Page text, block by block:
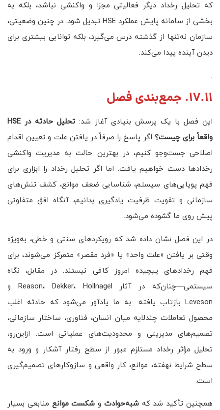
که تحلیل رخداد دیگر فعالیتی مجزا و واکنشی نباشد، بلکه به
بخشی از سامانه پایش عملکرد HSE تبدیل شود. در چنین وضعیتی،
سازمان نه‌تنها از گذشته درس می‌گیرد، بلکه توانایی بیشتری برای
دیدن آینده پیدا می‌کند.
.
17.11. جمع‌بندی فصل
این فصل با یک پرسش بنیادی آغاز شد: تحلیل حادثه در HSE
واقعاً برای چیست؟ اگر پاسخ را صرفاً در یافتن علت و تعیین اقدام
اصلاحی جست‌وجو کنیم، در بهترین حالت به مدیریت واکنشی
رخدادها دست خواهیم یافت. اما اگر تحلیل رخداد را ابزاری برای
فهم پویایی‌های سیستم، شناسایی ضعف موانع، کشف تنش‌های
سازمانی و تقویت ظرفیت یادگیری بدانیم، آنگاه افق متفاوتی
پیش روی ما گشوده می‌شود.
در این فصل نشان داده شد که رویکردهای سنتی و خطی، به‌ویژه
وقتی بر یافتن «علت واحد» یا «فرد مقصر» متمرکز می‌شوند، برای
فهم رخدادهای پیچیده امروز کافی نیستند. در مقابل، نگاه
سیستمی—چنان‌که در آثار Reason، Dekker، Hollnagel و
Leveson بازتاب یافته—به ما یادآور می‌شود که حادثه اغلب
محصول تعاملات چندلایه میان انسان، فناوری، ساختار سازمانی،
تصمیم‌های مدیریتی و محدودیت‌های عملیاتی است. ازاین‌رو،
تحلیل مؤثر رخداد مستلزم عبور از سطح رفتار آشکار و ورود به
سطح شرایط نهفته، موانع، کار واقعی و سازوکارهای تصمیم‌گیری
است.
همچنین تأکید شد کهشبه‌حوادث و شکست موانع منابعی بسیار